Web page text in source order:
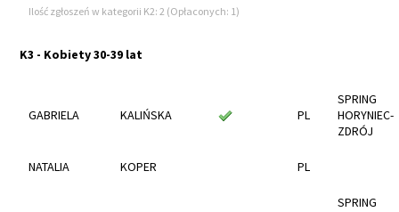
Ilość zgłoszeń w kategorii K2: 2 (Opłaconych: 1)
K3 - Kobiety 30-39 lat
GABRIELA KALIŃSKA PL
SPRING
HORYNIEC-
ZDRÓJ
NATALIA KOPER PL
SPRING